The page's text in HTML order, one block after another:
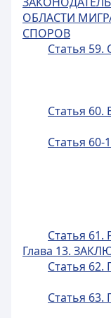
ОБЛАСТИ
СПОРОВ
Статья 59.
Статья
Статья
Статья
Глава 13.
Статья
Статья 63.